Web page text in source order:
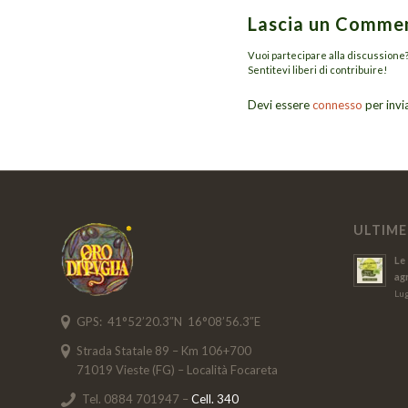
Lascia un
Vuoi partecipare alla discussione?
Sentitevi liberi di contribuire!
Devi essereconnesso per
GPS: 41°52’20.3″N 16°08’56.3″E
Strada Statale 89 – Km 106+700
71019 Vieste (FG) – Località Focareta
Tel. 0884 701947 – Cell. 340